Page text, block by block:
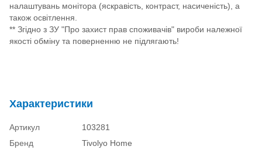
налаштувань монітора (яскравість, контраст, насиченість), а
також освітлення.
** Згідно з ЗУ "Про захист прав споживачів" вироби належної
якості обміну та поверненню не підлягають!
Характеристики
Артикул
103281
Бренд
Tivolyo Home